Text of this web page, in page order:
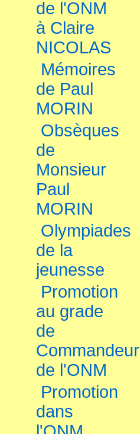
de l'ONM
à Claire
NICOLAS
Mémoires
de Paul
MORIN
Obsèques
de
Monsieur
Paul
MORIN
Olympiades
de la
jeunesse
Promotion
au grade
de
Commandeur
de l'ONM
Promotion
dans